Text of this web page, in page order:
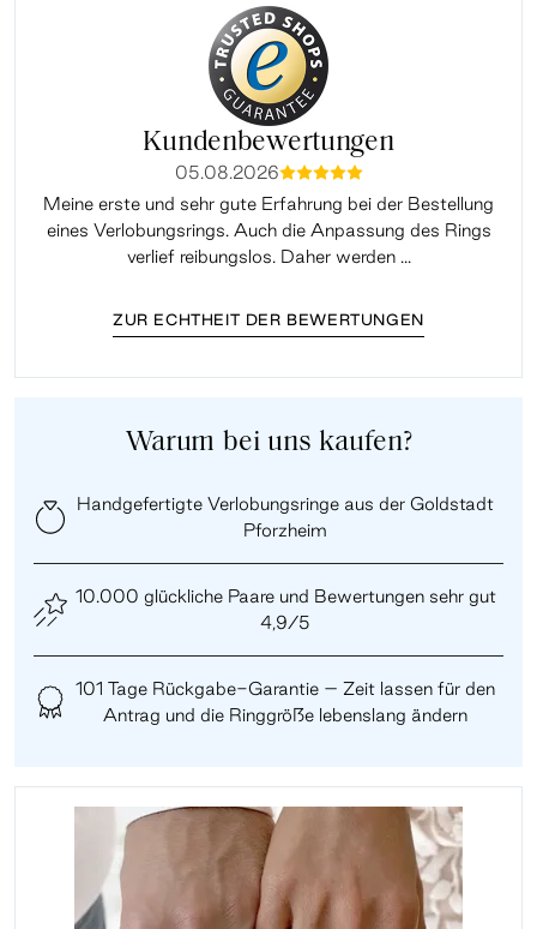
Kundenbewertungen
05.08.2026mmmmm
Meine erste und sehr gute Erfahrung bei der Bestellung
eines Verlobungsrings. Auch die Anpassung des Rings
verlief reibungslos. Daher werden ...
ZUR ECHTHEIT DER BEWERTUNGEN
Warum bei uns kaufen?
Handgefertigte Verlobungsringe aus der Goldstadt
Pforzheim
10.000 glückliche Paare und Bewertungen sehr gut
4,9/5
101 Tage Rückgabe-Garantie – Zeit lassen für den
Antrag und die Ringgröße lebenslang ändern